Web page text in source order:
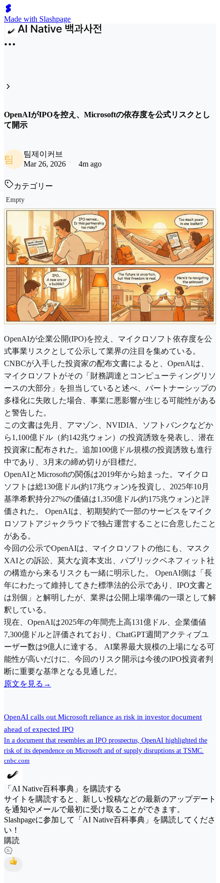
Made with Slashpage
OpenAIがIPOを控え、Microsoftの依存度を公式リスクとし
て開示
팀
팀제이커브
Mar 26, 2026
4m ago
カテゴリー
Empty
OpenAIが企業公開(IPO)を控え、マイクロソフト依存度を公
式事業リスクとして公示して業界の注目を集めている。
CNBCが入手した投資家の配布文書によると、OpenAIは、
マイクロソフトがその「財務調達とコンピューティングリソ
ースの大部分」を担当していると述べ、パートナーシップの
多様化に失敗した場合、事業に悪影響が生じる可能性がある
と警告した。
この文書は先月、アマゾン、NVIDIA、ソフトバンクなどか
ら1,100億ドル（約142兆ウォン）の投資誘致を発表し、潜在
投資家に配布された。追加100億ドル規模の投資誘致も進行
中であり、3月末の締め切りが目標だ。
OpenAIとMicrosoftの関係は2019年から始まった。マイクロ
ソフトは総130億ドル(約17兆ウォン)を投資し、2025年10月
基準希釈持分27%の価値は1,350億ドル(約175兆ウォン)と評
価された。 OpenAIは、初期契約で一部のサービスをマイク
ロソフトアジャクラウドで独占運営することに合意したこと
がある。
今回の公示でOpenAIは、マイクロソフトの他にも、マスク
XAIとの訴訟、莫大な資本支出、パブリックベネフィット社
の構造から来るリスクも一緒に明示した。 OpenAI側は「長
年にわたって維持してきた標準法的公示であり、IPO文書と
は別個」と解明したが、業界は公開上場準備の一環として解
釈している。
現在、OpenAIは2025年の年間売上高131億ドル、企業価値
7,300億ドルと評価されており、ChatGPT週間アクティブユ
ーザー数は9億人に達する。 AI業界最大規模の上場になる可
能性が高いだけに、今回のリスク開示は今後のIPO投資者判
断に重要な基準となる見通しだ。
原文を見る→
OpenAI calls out Microsoft reliance as risk in investor document
ahead of expected IPO
In a document that resembles an IPO prospectus, OpenAI highlighted the
risk of its dependence on Microsoft and of supply disruptions at TSMC.
cnbc.com
「AI Native百科事典」を購読する
サイトを購読すると、新しい投稿などの最新のアップデート
を通知やメールで最初に受け取ることができます。
Slashpageに参加して「AI Native百科事典」を購読してくださ
い！
購読